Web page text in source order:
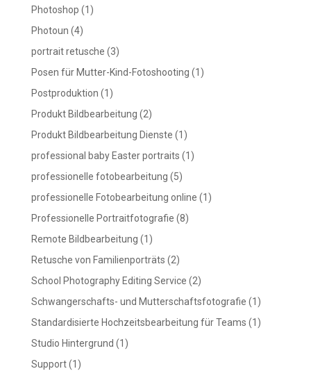
Photoshop (1)
Photoun (4)
portrait retusche (3)
Posen für Mutter-Kind-Fotoshooting (1)
Postproduktion (1)
Produkt Bildbearbeitung (2)
Produkt Bildbearbeitung Dienste (1)
professional baby Easter portraits (1)
professionelle fotobearbeitung (5)
professionelle Fotobearbeitung online (1)
Professionelle Portraitfotografie (8)
Remote Bildbearbeitung (1)
Retusche von Familienporträts (2)
School Photography Editing Service (2)
Schwangerschafts- und Mutterschaftsfotografie (1)
Standardisierte Hochzeitsbearbeitung für Teams (1)
Studio Hintergrund (1)
Support(1)